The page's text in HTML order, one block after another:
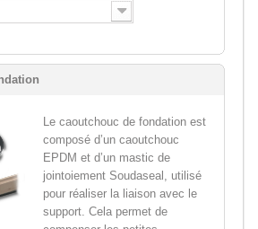
Le caoutchouc de fondation est
composé d’un caoutchouc
EPDM et d’un mastic de
jointoiement Soudaseal, utilisé
pour réaliser la liaison avec le
support. Cela permet de